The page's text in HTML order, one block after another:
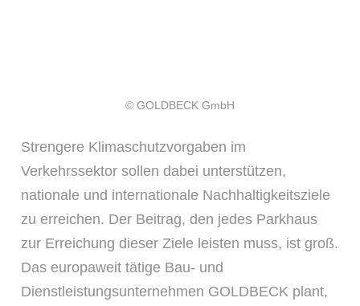
© GOLDBECK GmbH
Strengere Klimaschutzvorgaben im
Verkehrssektor sollen dabei unterstützen,
nationale und internationale Nachhaltigkeitsziele
zu erreichen. Der Beitrag, den jedes Parkhaus
zur Erreichung dieser Ziele leisten muss, ist groß.
Das europaweit tätige Bau- und
Dienstleistungsunternehmen GOLDBECK plant,